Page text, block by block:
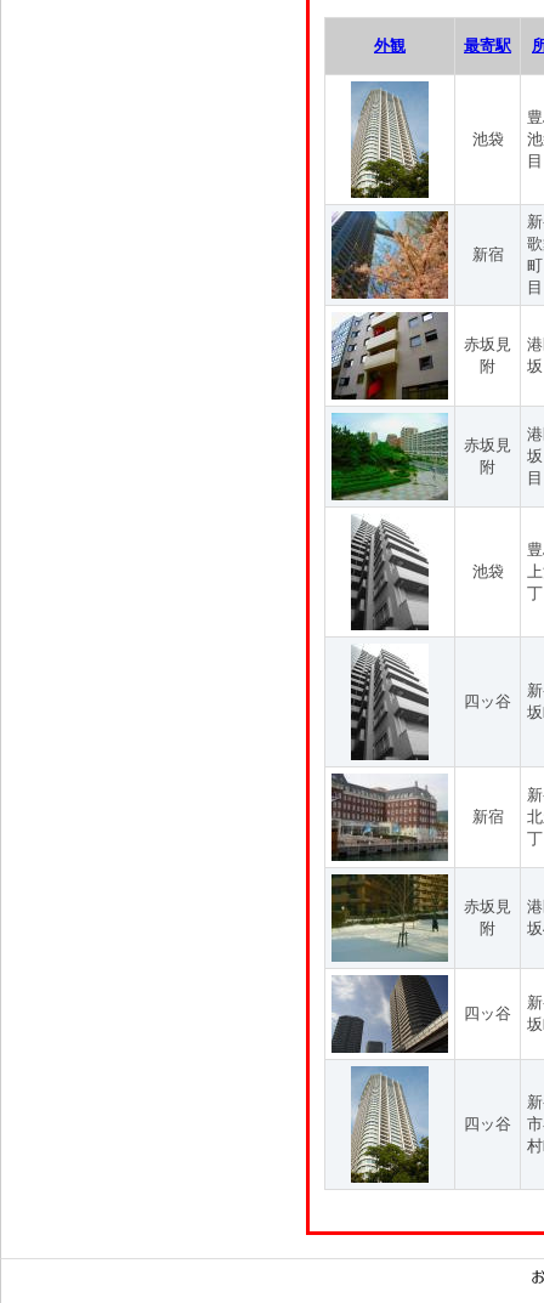
外観 最寄駅
池袋
目
新宿
目
赤坂見
附
赤坂見
附
目
池袋
四ッ谷
新宿
赤坂見
附
四ッ谷
四ッ谷